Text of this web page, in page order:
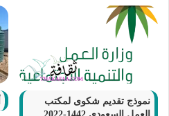
نموذج تقديم شكوى لمكتب